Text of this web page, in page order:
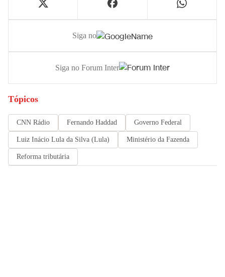
Siga no
Siga no Forum Inter
Tópicos
CNN Rádio Fernando Haddad Governo Federal
Luiz Inácio Lula da Silva (Lula) Ministério da Fazenda
Reforma tributária